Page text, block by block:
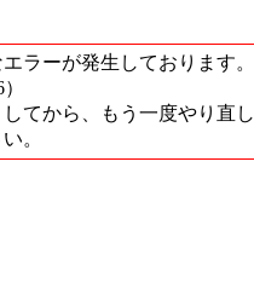
ラーが発生しております。
してから、もう一度やり直し
。